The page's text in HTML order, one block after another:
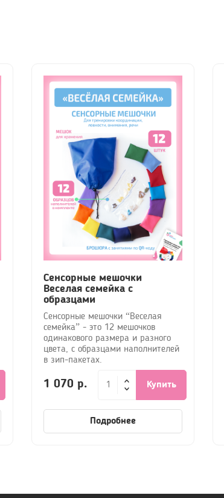
Сенсорные мешочки
Веселая семейка с
образцами
Сенсорные мешочки “Веселая
семейка” - это 12 мешочков
одинакового размера и разного
цвета, с образцами наполнителей
в зип-пакетах.
1 070 р. Купить
Подробнее